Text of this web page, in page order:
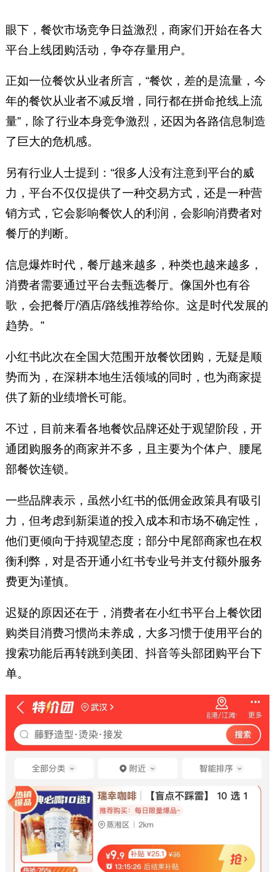
眼下，餐饮市场竞争日益激烈，商家们开始在各大
平台上线团购活动，争夺存量用户。
正如一位餐饮从业者所言，“餐饮，差的是流量，今
年的餐饮从业者不减反增，同行都在拼命抢线上流
量”，除了行业本身竞争激烈，还因为各路信息制造
了巨大的危机感。
另有行业人士提到：“很多人没有注意到平台的威
力，平台不仅仅提供了一种交易方式，还是一种营
销方式，它会影响餐饮人的利润，会影响消费者对
餐厅的判断。
信息爆炸时代，餐厅越来越多，种类也越来越多，
消费者需要通过平台去甄选餐厅。像国外也有谷
歌，会把餐厅/酒店/路线推荐给你。这是时代发展的
趋势。”
小红书此次在全国大范围开放餐饮团购，无疑是顺
势而为，在深耕本地生活领域的同时，也为商家提
供了新的业绩增长可能。
不过，目前来看各地餐饮品牌还处于观望阶段，开
通团购服务的商家并不多，且主要为个体户、腰尾
部餐饮连锁。
一些品牌表示，虽然小红书的低佣金政策具有吸引
力，但考虑到新渠道的投入成本和市场不确定性，
他们更倾向于持观望态度；部分中尾部商家也在权
衡利弊，对是否开通小红书专业号并支付额外服务
费更为谨慎。
迟疑的原因还在于，消费者在小红书平台上餐饮团
购类目消费习惯尚未养成，大多习惯于使用平台的
搜索功能后再转跳到美团、抖音等头部团购平台下
单。